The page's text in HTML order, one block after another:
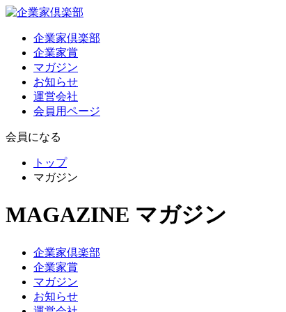
企業家倶楽部
企業家賞
マガジン
お知らせ
運営会社
会員用ページ
会員になる
トップ
マガジン
MAGAZINE マガジン
企業家倶楽部
企業家賞
マガジン
お知らせ